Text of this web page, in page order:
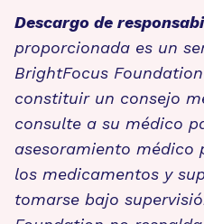
Descargo de
proporcionada es un
BrightFocus
constituir un consejo
consulte a su médico
asesoramiento médico
los medicamentos y
tomarse bajo